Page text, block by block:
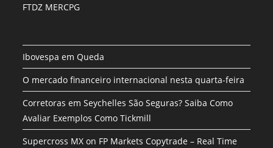
FTDZ MERCPG
Ibovespa em Queda
O mercado financeiro internacional nesta quarta-feira
Corretoras em Seychelles São Seguras? Saiba Como
Avaliar Exemplos Como Tickmill
Supercross MX on FP Markets Copytrade – Real Time